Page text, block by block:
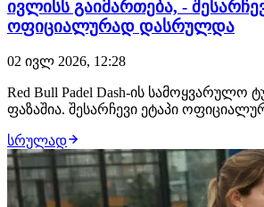
ივლისს გაიმართება, -
ოფიციალურად დასრულდა
02 ივლ 2026, 12:28
Red Bull Padel Dash-ის სამოყვარულო
ფაზაშია. შესარჩევი ეტაპი
ემზადებიან. გადამწყვეტი მატჩები 4
გაიმართება, სადაც ვაჟთა და ქალთა
იასპარეზებს. პადელის ქართველ
სრულად